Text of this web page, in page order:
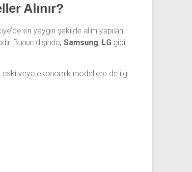
Alınır?
en yaygın şekilde alım yapılan
Bunun dışında, Samsung, LG gibi
eski veya ekonomik modellere de ilgi